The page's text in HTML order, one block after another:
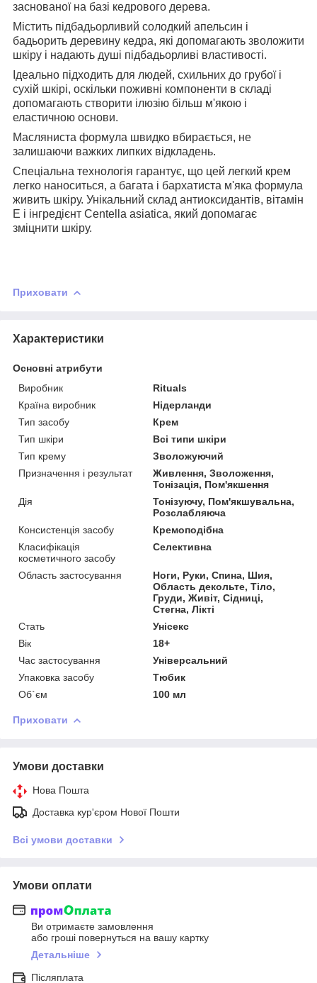
заснованої на базі кедрового дерева.
Містить підбадьорливий солодкий апельсин і
бадьорить деревину кедра, які допомагають зволожити
шкіру і надають душі підбадьорливі властивості.
Ідеально підходить для людей, схильних до грубої і
сухій шкірі, оскільки поживні компоненти в складі
допомагають створити ілюзію більш м'якою і
еластичною основи.
Масляниста формула швидко вбирається, не
залишаючи важких липких відкладень.
Спеціальна технологія гарантує, що цей легкий крем
легко наноситься, а багата і бархатиста м'яка формула
живить шкіру. Унікальний склад антиоксидантів, вітамін
Е і інгредієнт Centella asiatica, який допомагає
зміцнити шкіру.
Приховати
Характеристики
Основні атрибути
Виробник
Rituals
Країна виробник
Нідерланди
Тип засобу
Крем
Тип шкіри
Всі типи шкіри
Тип крему
Зволожуючий
Призначення і результат
Живлення, Зволоження,
Тонізація, Пом'якшення
Дія
Тонізуючу, Пом'якшувальна,
Розслабляюча
Консистенція засобу
Кремоподібна
Класифікація
косметичного засобу
Селективна
Область застосування
Ноги, Руки, Спина, Шия,
Область декольте, Тіло,
Груди, Живіт, Сідниці,
Стегна, Лікті
Стать
Унісекс
Вік
18+
Час застосування
Універсальний
Упаковка засобу
Тюбик
Об`єм
100 мл
Приховати
Умови доставки
Нова Пошта
Доставка кур'єром Нової Пошти
Всі умови доставки
Умови оплати
Ви отримаєте замовлення
або гроші повернуться на вашу картку
Детальніше
Післяплата